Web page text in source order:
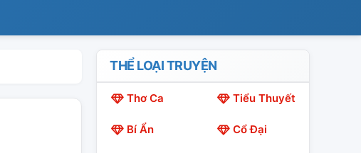
THỂ LOẠI TRUYỆN
Thơ Ca Tiểu Thuyết
Bí Ẩn Cổ Đại